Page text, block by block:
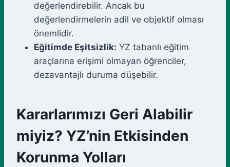
değerlendirebilir. Ancak bu
değerlendirmelerin adil ve objektif olması
önemlidir.
Eğitimde Eşitsizlik: YZ tabanlı eğitim
araçlarına erişimi olmayan öğrenciler,
dezavantajlı duruma düşebilir.
Kararlarımızı Geri Alabilir
miyiz? YZ’nin Etkisinden
Korunma Yolları